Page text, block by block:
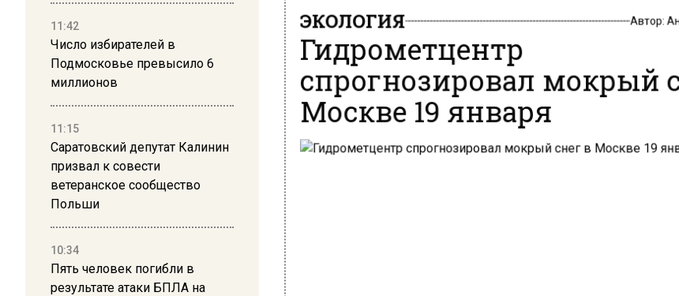
11:42
Число избирателей в
Подмосковье превысило 6
миллионов
11:15
Саратовский депутат Калинин
призвал к совести
ветеранское сообщество
Польши
10:34
Пять человек погибли в
результате атаки БПЛА на
ЭКОЛОГИЯ Автор:
Гидрометцентр
спрогнозировал мокрый
Москве 19 января